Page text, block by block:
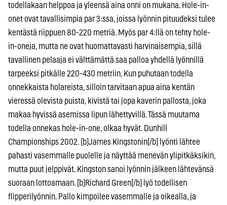
todellakaan helppoa ja yleensä aina onni on mukana. Hole-in-
onet ovat tavallisimpia par 3:ssa, joissa lyönnin pituudeksi tulee
kentästä riippuen 80-220 metriä. Myös par 4:llä on tehty hole-
in-oneja, mutta ne ovat huomattavasti harvinaisempia, sillä
tavallinen pelaaja ei välttämättä saa palloa yhdellä lyönnillä
tarpeeksi pitkälle 220-430 metriin. Kun puhutaan todella
onnekkaista holareista, silloin tarvitaan apua aina kentän
vieressä olevista puista, kivistä tai jopa kaverin pallosta, joka
makaa hyvissä asemissa lipun lähettyvillä. Tässä muutama
todella onnekas hole-in-one, olkaa hyvät. Dunhill
Championships 2002. [b]James Kingstonin[/b] lyönti lähtee
pahasti vasemmalle puolelle ja näyttää menevän ylipitkäksikin,
mutta puut jelppivät. Kingston sanoi lyönnin jälkeen lähtevänsä
suoraan lottoamaan. [b]Richard Green[/b] lyö todellisen
flipperilyönnin. Pallo kimpoilee vasemmalle ja oikealla, ja